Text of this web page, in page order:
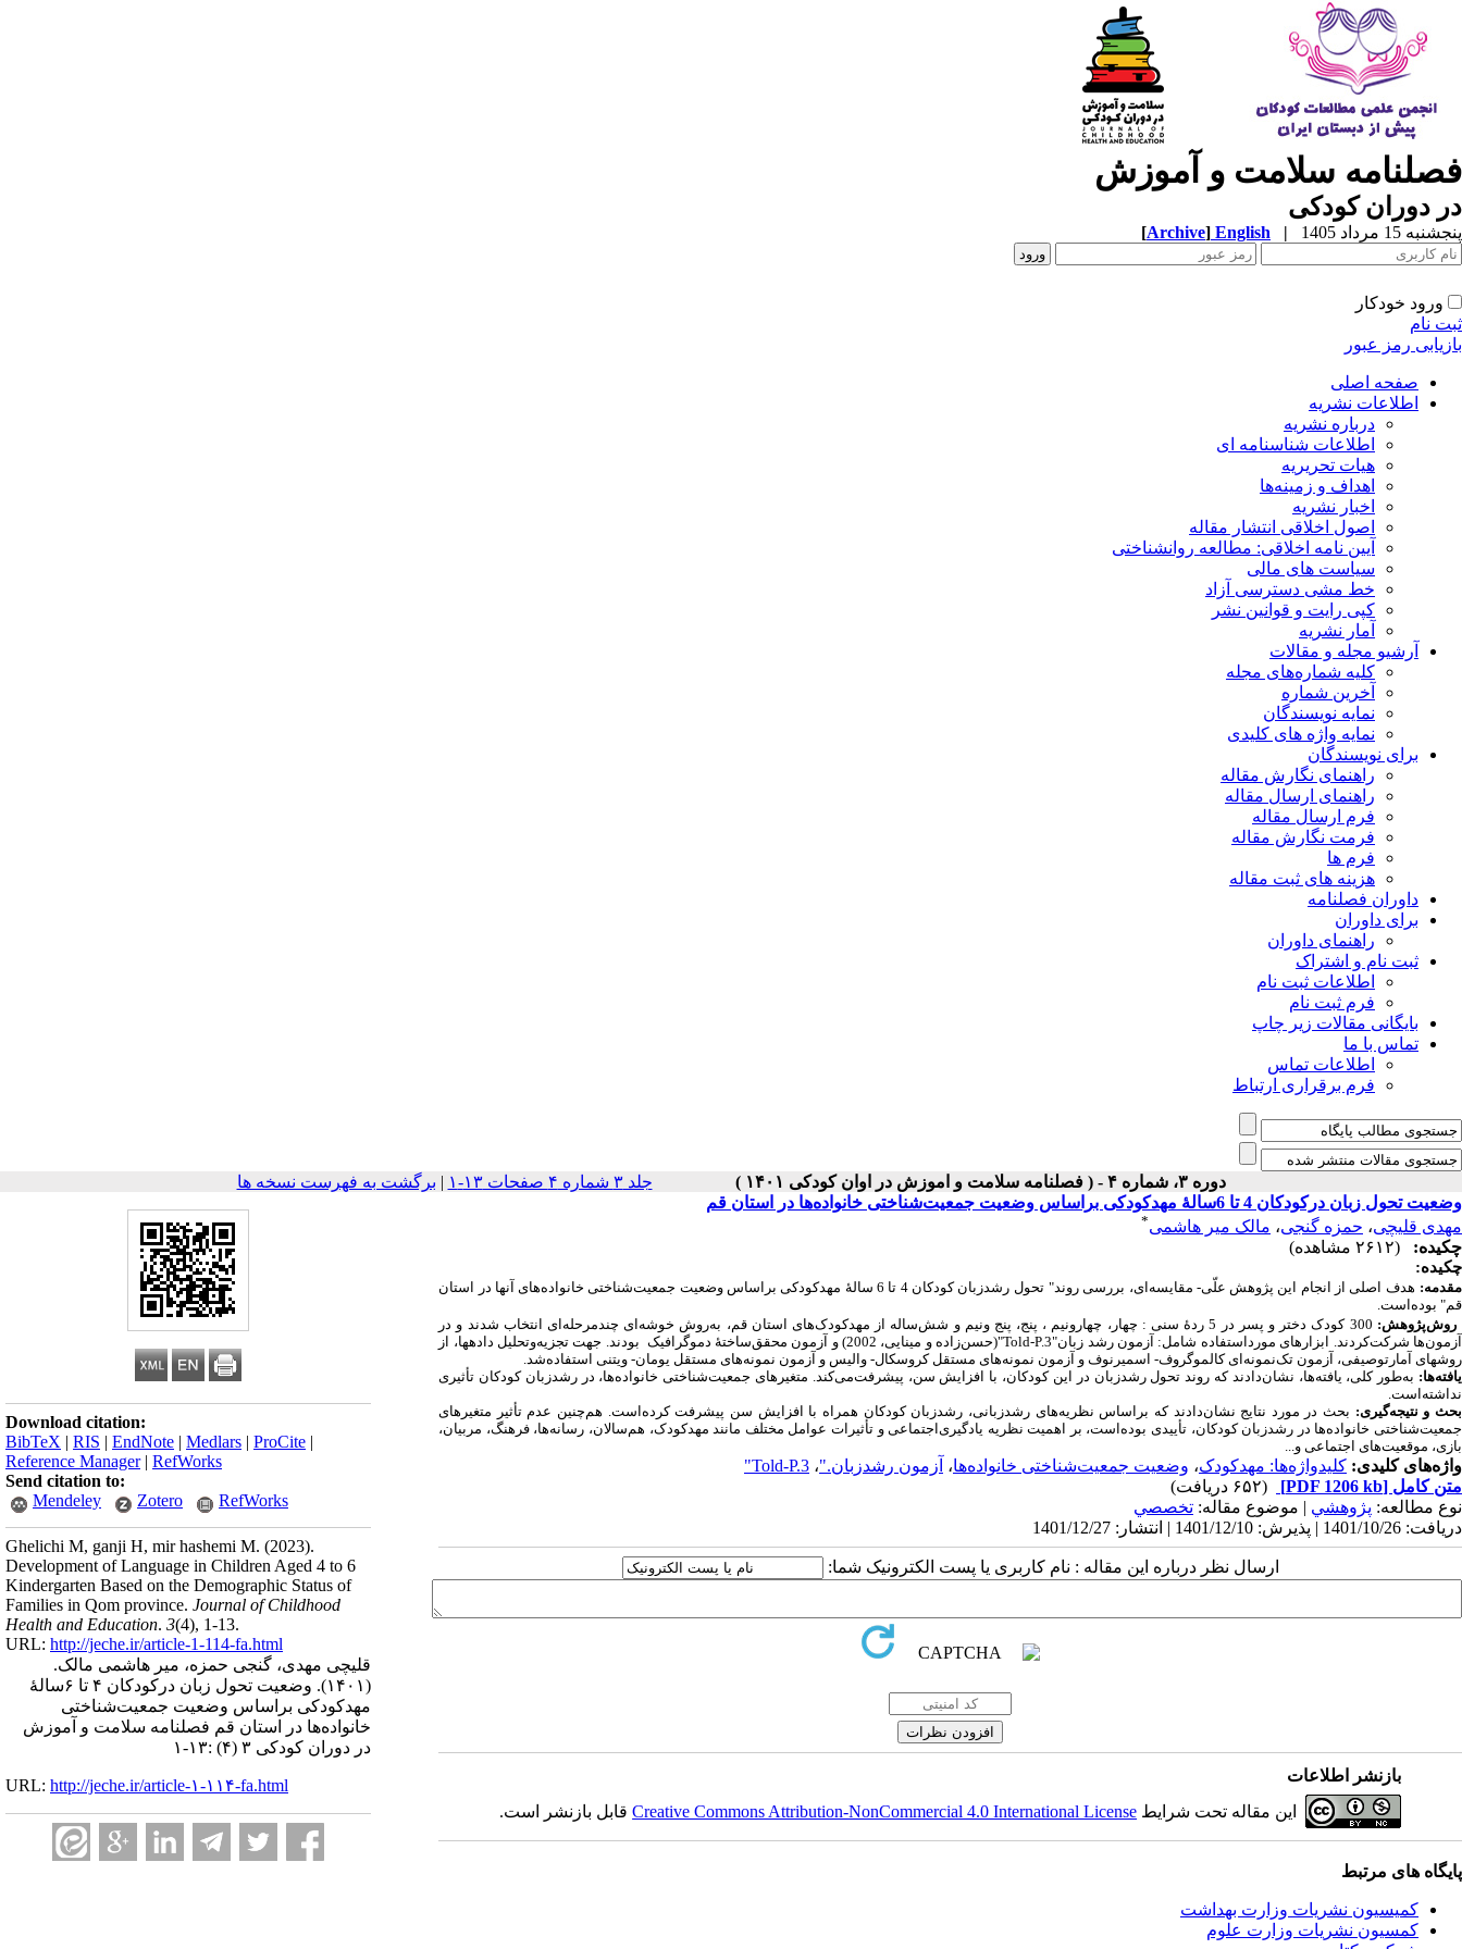
فصلنامه سلامت و آموزش
در دوران کودکی
پنجشنبه 15 مرداد 1405 |
English
[Archive]
ورود خودکار
ثبت نام
بازیابی رمز عبور
صفحه اصلی
اطلاعات نشریه
درباره نشریه
اطلاعات شناسنامه ای
هیات تحریریه
اهداف و زمینه‌ها
اخبار نشریه
اصول اخلاقی انتشار مقاله
آیین نامه اخلاقی: مطالعه روانشناختی
سیاست های مالی
خط مشی دسترسی آزاد
کپی رایت و قوانین نشر
آمار نشریه
آرشیو مجله و مقالات
کلیه شماره‌های مجله
آخرین شماره
نمایه نویسندگان
نمایه واژه های کلیدی
برای نویسندگان
راهنمای نگارش مقاله
راهنمای ارسال مقاله
فرم ارسال مقاله
فرمت نگارش مقاله
فرم ها
هزینه های ثبت مقاله
داوران فصلنامه
برای داوران
راهنمای داوران
ثبت نام و اشتراک
اطلاعات ثبت نام
فرم ثبت نام
بایگانی مقالات زیر چاپ
تماس با ما
اطلاعات تماس
فرم برقراری ارتباط
دوره ۳، شماره ۴ - ( فصلنامه سلامت و اموزش در اوان کودکی ۱۴۰۱ ) جلد ۳ شماره ۴ صفحات ۱۳-۱ | برگشت به فهرست نسخه ها
Download citation:
BibTeX | RIS | EndNote | Medlars | ProCite |
Reference Manager| RefWorks
Send citation to:
Mendeley
Zotero RefWorks
Ghelichi M, ganji H, mir hashemi M. (2023).
Development of Language in Children Aged 4 to 6
Kindergarten Based on the Demographic Status of
Families in Qom province. Journal of Childhood
Health and Education. 3(4), 1-13.
URL: http://jeche.ir/article-1-114-fa.html
قلیچی مهدی، گنجی حمزه، میر هاشمی مالک.
(۱۴۰۱).
وضعیت تحول ‌زبان درکودکان ۴ تا ۶سالۀ
مهدکودکی براساس وضعیت جمعیت‌شناختی
خانواده‌ها در استان قم فصلنامه سلامت و آموزش
در دوران کودکی ۳ (۴) :۱۳-۱
URL: http://jeche.ir/article-۱-۱۱۴-fa.html
وضعیت تحول ‌زبان درکودکان 4 تا 6سالۀ مهدکودکی براساس وضعیت جمعیت‌شناختی خانواده‌ها در استان قم
مهدی قلیچی، حمزه گنجی، مالک میر هاشمی*
چکیده: (۲۶۱۲ مشاهده)
چکیده:
مقدمه: هدف اصلی از انجام این پژوهش علّی- مقایسه‌ای، بررسی روند"
تحول رشدزبان کودکان 4 تا 6 سالۀ مهدکودکی براساس وضعیت جمعیت‌شناختی خانواده‌های آنها در استان
قم" بوده‌است.
روش‌پژوهش:
300 کودک دختر و پسر در 5 ردۀ سنی : چهار، چهارونیم ، پنج، پنج ونیم و شش‌ساله از مهدکودک‌های استان قم، به‌روش خوشه‌ای چندمرحله‌ای انتخاب شدند و در
آزمون‌ها شرکت‌کردند. ابزارهای مورداستفاده شامل: آزمون رشد زبان"Told-P.3
"(حسن‌زاده و مینایی، 2002) و آزمون محقق‌ساختۀ دموگرافیک بودند. جهت تجزیه‌وتحلیل داده­ها، از
روش­های آمارتوصیفی، آزمون تک‌نمونه‌ای کالموگروف- اسمیرنوف و آزمون نمونه‌های مستقل کروسکال- والیس و آزمون نمونه‌های مستقل یومان- ویتنی استفاده‌شد.
یافته‌ها: به‌طور کلی، یافته‌ها، نشان‌دادند که روند تحول رشدزبان در این کودکان، با افزایش سن، پیشرفت‌می‌کند. متغیرهای جمعیت‌شناختی خانواده‌ها، در رشدزبان کودکان تأثیری
نداشته‌است.
بحث و نتیجه‌گیری: بحث در مورد نتایج نشان‌دادند که براساس‌ نظریه‌های‌ رشدزبانی، رشدزبان کودکان همراه با افزایش سن پیشرفت کرده‌است. هم‌چنین عدم تأثیر متغیرهای
جمعیت‌شناختیخانواده‌ها در رشدزبان کودکان، تأییدی بوده‌است، بر اهمیت نظریه یادگیری‌اجتماعیو تأثیرات عوامل مختلف مانند مهدکودک، هم‌سالان، رسانه‌ها، فرهنگ، مربیان،
بازی، موقعیت‌های اجتماعی و...
واژه‌های کلیدی: کلیدواژه‌ها: مهدکودک، وضعیت جمعیت‌شناختی خانواده‌ها، آزمون رشدزبان."، Told-P.3"
متن کامل [PDF 1206 kb]
(۶۵۲ دریافت)
نوع مطالعه: پژوهشي | موضوع مقاله: تخصصي
دریافت: 1401/10/26 | پذیرش: 1401/12/10 | انتشار: 1401/12/27
ارسال نظر درباره این مقاله : نام کاربری یا پست الکترونیک شما:
بازنشر اطلاعات
این مقاله تحت شرایط Creative Commons Attribution-NonCommercial 4.0 International Licenseقابل بازنشر است.
پایگاه های مرتبط
کمیسیون نشریات وزارت بهداشت
کمسیون نشریات وزارت علوم